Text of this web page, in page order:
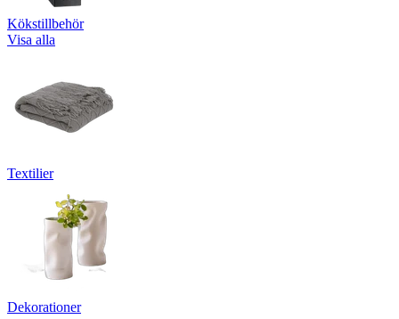
Kökstillbehör
Visa alla
Textilier
Dekorationer